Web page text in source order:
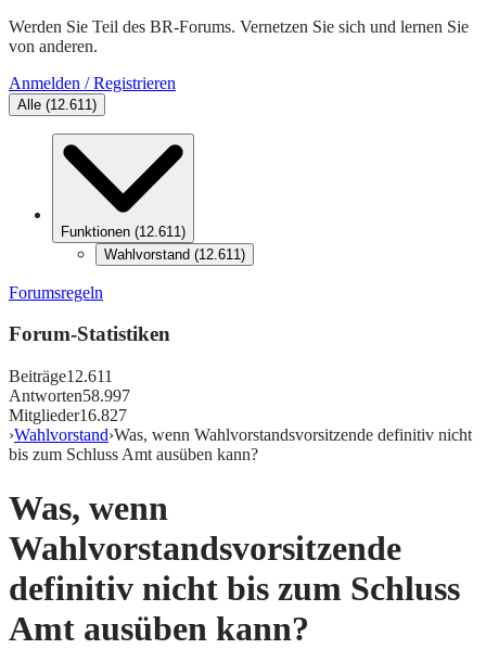
Werden Sie Teil des BR-Forums. Vernetzen Sie sich und lernen Sie
von anderen.
Anmelden / Registrieren
Alle (12.611)
Funktionen (12.611)
Wahlvorstand (12.611)
Forumsregeln
Forum-Statistiken
Beiträge12.611
Antworten58.997
Mitglieder16.827
›Wahlvorstand›Was, wenn Wahlvorstandsvorsitzende definitiv nicht
bis zum Schluss Amt ausüben kann?
Was, wenn
Wahlvorstandsvorsitzende
definitiv nicht bis zum Schluss
Amt ausüben kann?